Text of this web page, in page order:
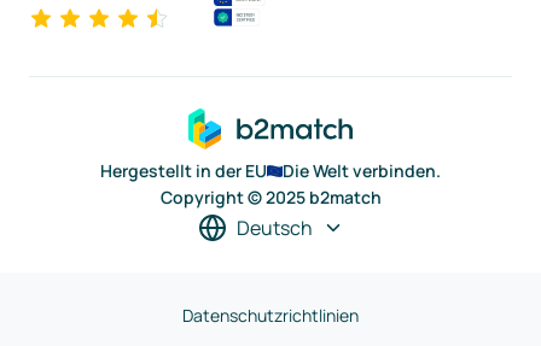
Hergestellt in der EU
Die Welt verbinden.
Copyright © 2025 b2match
Deutsch
Datenschutzrichtlinien